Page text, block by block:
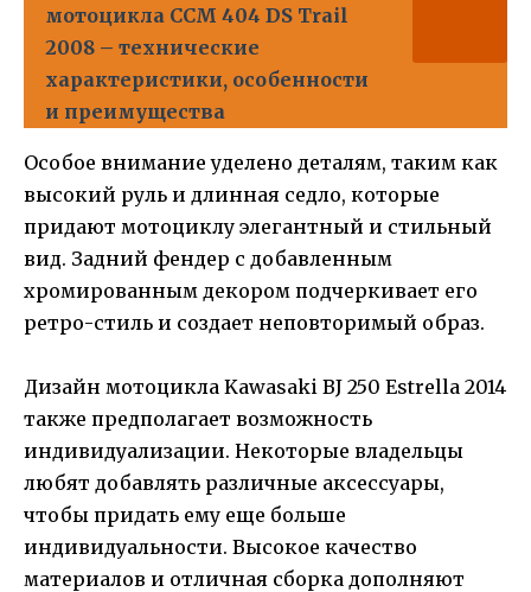
мотоцикла CCM 404 DS Trail
2008 – технические
характеристики, особенности
и преимущества
Особое внимание уделено деталям, таким как
высокий руль и длинная седло, которые
придают мотоциклу элегантный и стильный
вид. Задний фендер с добавленным
хромированным декором подчеркивает его
ретро-стиль и создает неповторимый образ.
Дизайн мотоцикла Kawasaki BJ 250 Estrella 2014
также предполагает возможность
индивидуализации. Некоторые владельцы
любят добавлять различные аксессуары,
чтобы придать ему еще больше
индивидуальности. Высокое качество
материалов и отличная сборка дополняют